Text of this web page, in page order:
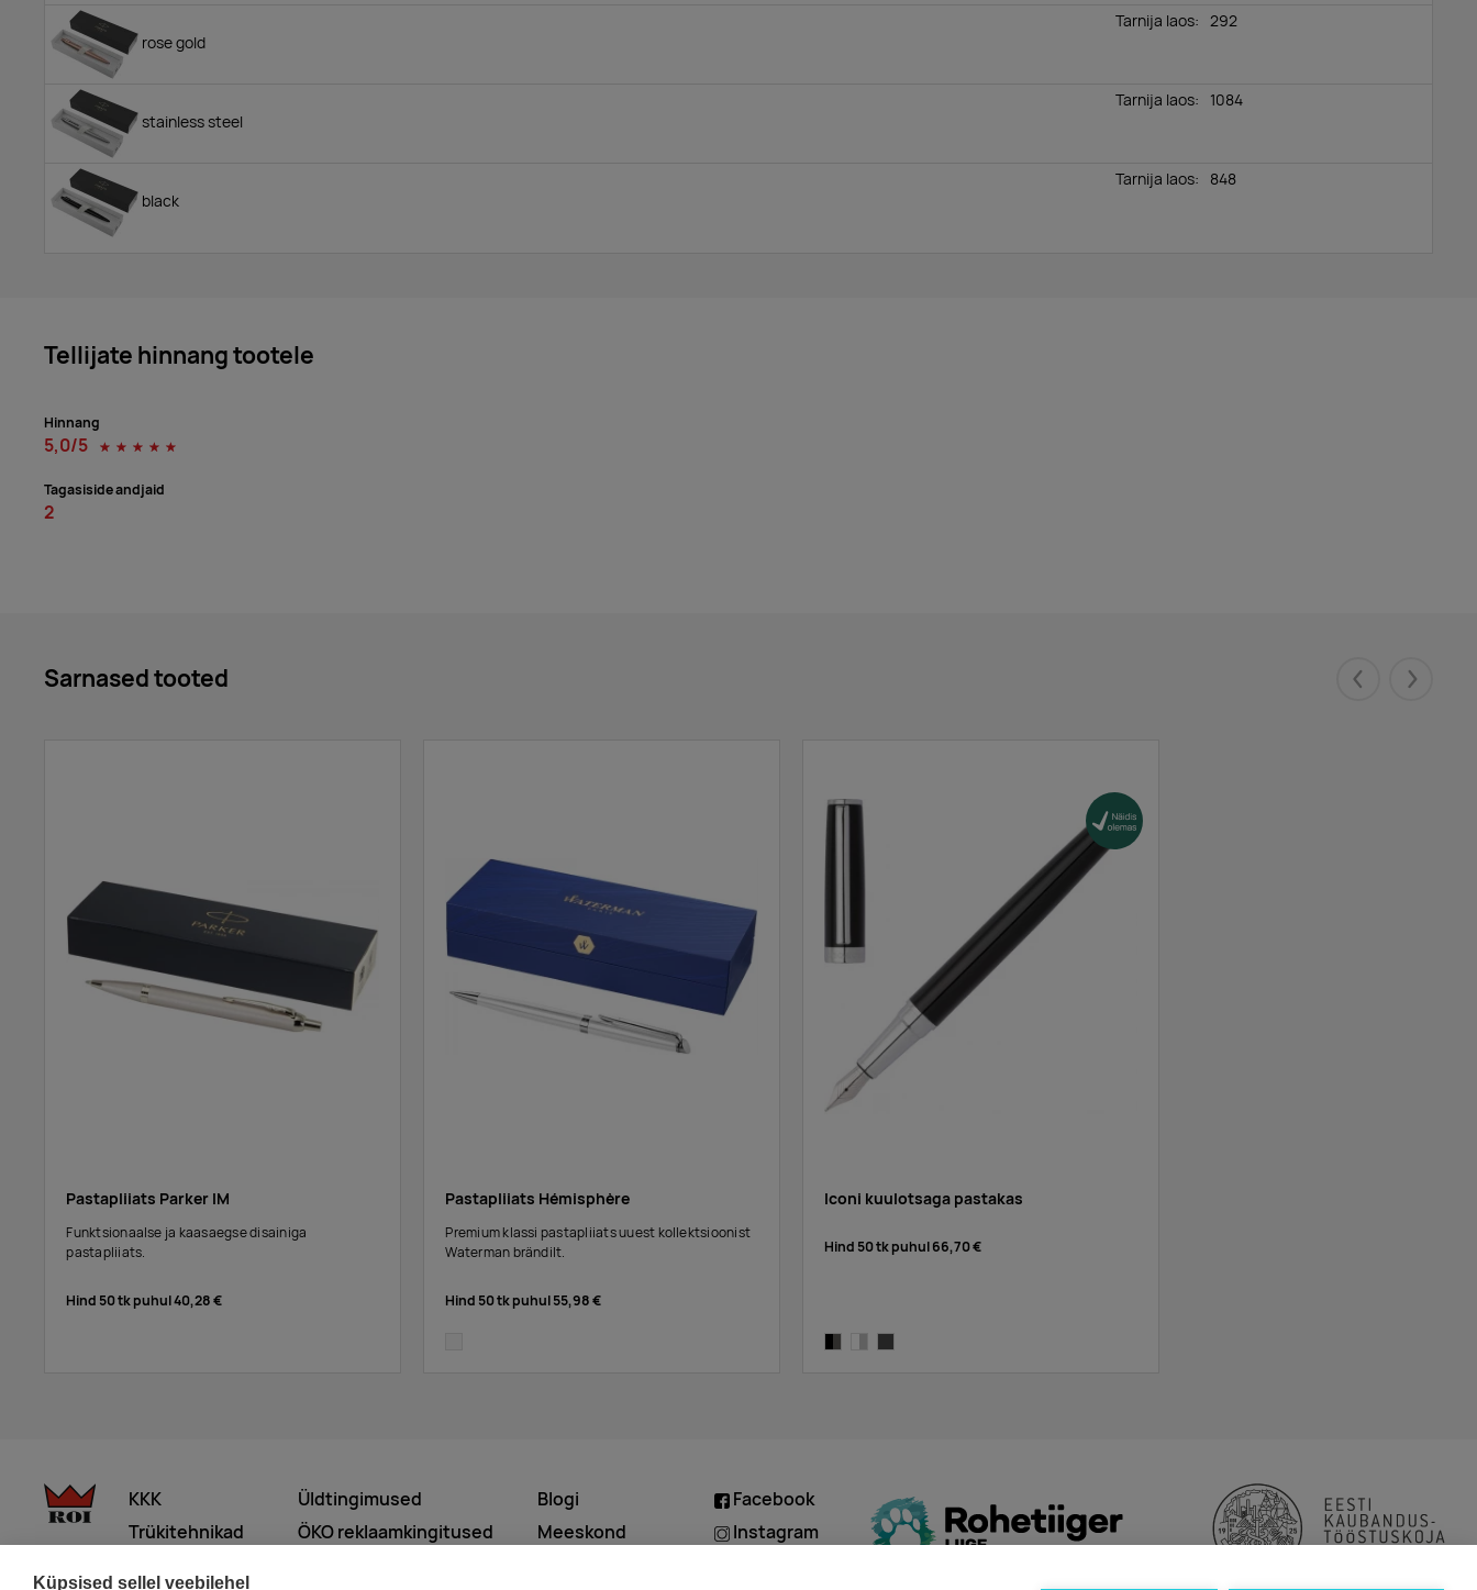
Küpsised sellel veebilehel
rose gold
Tarnija laos: 292
stainless steel
Tarnija laos: 1084
black
Tarnija laos: 848
Tellijate hinnang tootele
Hinnang
5,0/5 ☆
☆
☆
☆
☆
Tagasiside andjaid
2
Sarnased tooted Eelmised
Pastapliiats Parker IM
Funktsionaalse ja kaasaegse disainiga
pastapliiats.
Hind 50 tk puhul40,28 €
Pastapliiats Hémisphère
Premium klassi pastapliiats uuest kollektsioonist
Waterman brändilt.
Hind 50 tk puhul55,98 €
Iconi kuulotsaga pastakas
Hind 50 tk puhul66,70 €
KKK
Trükitehnikad
Üldtingimused
ÖKO reklaamkingitused
Blogi
Meeskond
Facebook
Instagram